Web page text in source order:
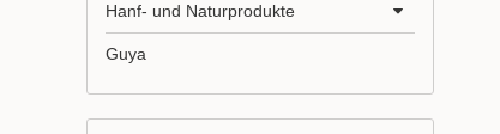
Hanf- und Naturprodukte
Guya